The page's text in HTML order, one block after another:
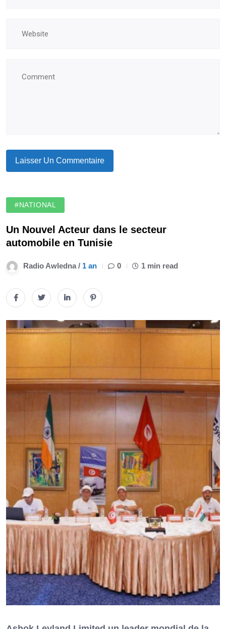
#NATIONAL
Un Nouvel Acteur dans le secteur
automobile en Tunisie
Radio Awledna / 1 an 0 1 min read